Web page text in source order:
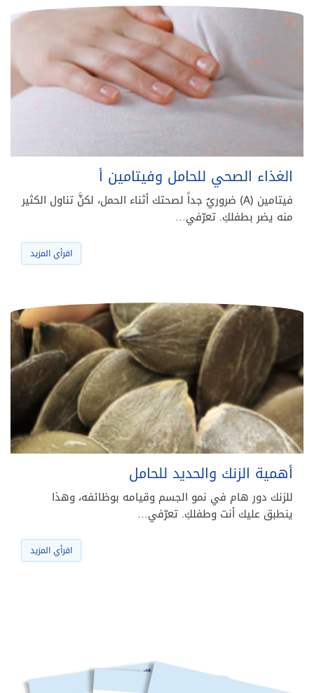
الغذاء الصحي للحامل وفيتامين أ
فيتامين (A) ضروريٌ جداً لصحتك أثناء الحمل، لكنَّ تناول الكثير
منه يضر بطفلكِ. تعرّفي…
اقرأي المزيد
أهمية الزنك والحديد للحامل
للزنك دور هام في نمو الجسم وقيامه بوظائفه، وهذا
ينطبق عليك أنت وطفلكِ. تعرّفي…
اقرأي المزيد